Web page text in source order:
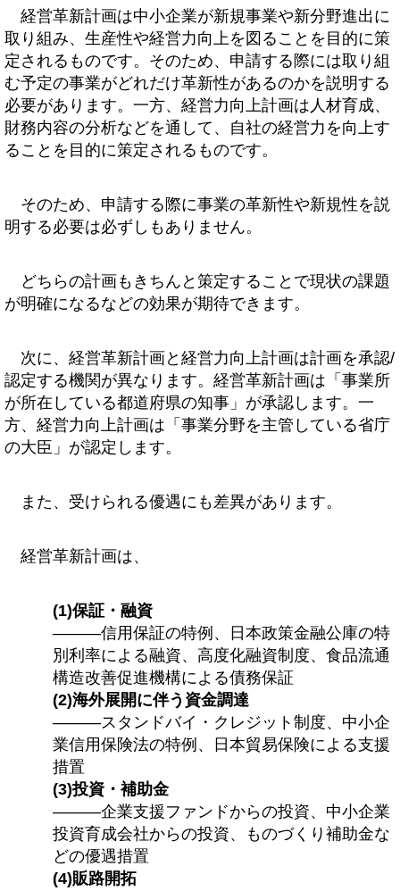
経営革新計画は中小企業が新規事業や新分野進出に
取り組み、生産性や経営力向上を図ることを目的に策
定されるものです。そのため、申請する際には取り組
む予定の事業がどれだけ革新性があるのかを説明する
必要があります。一方、経営力向上計画は人材育成、
財務内容の分析などを通して、自社の経営力を向上す
ることを目的に策定されるものです。
そのため、申請する際に事業の革新性や新規性を説
明する必要は必ずしもありません。
どちらの計画もきちんと策定することで現状の課題
が明確になるなどの効果が期待できます。
次に、経営革新計画と経営力向上計画は計画を承認/
認定する機関が異なります。経営革新計画は「事業所
が所在している都道府県の知事」が承認します。一
方、経営力向上計画は「事業分野を主管している省庁
の大臣」が認定します。
また、受けられる優遇にも差異があります。
経営革新計画は、
(1)保証・融資
―――信用保証の特例、日本政策金融公庫の特
別利率による融資、高度化融資制度、食品流通
構造改善促進機構による債務保証
(2)海外展開に伴う資金調達
―――スタンドバイ・クレジット制度、中小企
業信用保険法の特例、日本貿易保険による支援
措置
(3)投資・補助金
―――企業支援ファンドからの投資、中小企業
投資育成会社からの投資、ものづくり補助金な
どの優遇措置
(4)販路開拓